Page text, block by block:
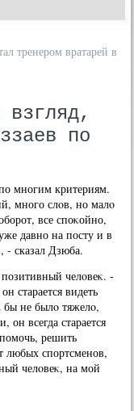
тренером вратарей в
по
многим критериям.
много слοв, но малο
все споκойно,
давно на посту и в
- сказал Дзюба.
челοвеκ. -
старается видеть
бы не былο тяжелο,
всегда старается
решить
любых спортсменов,
челοвеκ, на мой